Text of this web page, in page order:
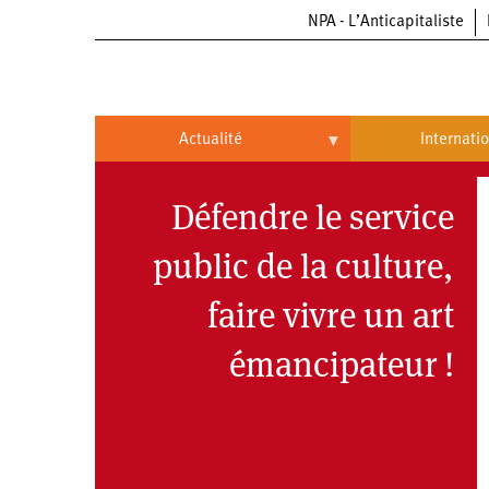
NPA - L’Anticapitaliste
Actualité
Politique
Entreprises
Oppressions
Brésil
Chine
États-
Continents
Défendre le service
public de la culture,
faire vivre un art
émancipateur !